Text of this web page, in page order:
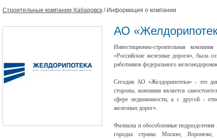
Строительные компании Хабаровск / Информация о компании
АО
Инвестиционно-строительная
«Российские железные дороги», была
работников федерального
Сегодня АО «Желдорипотека» - это
стороны, компания является
сфере недвижимости, а с другой -
железных дорог».
Филиалы и обособленные
городах страны: Москве, Воронеже,